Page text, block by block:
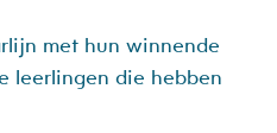
met hun winnende
leerlingen die hebben